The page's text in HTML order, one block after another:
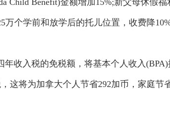
Benefit)金额增加15%;新父母休假福
个学前和放学后的托儿位置，收费降10%
收入税的免税额，将基本个人收入(BPA)
这将为加拿大个人节省292加币，家庭节